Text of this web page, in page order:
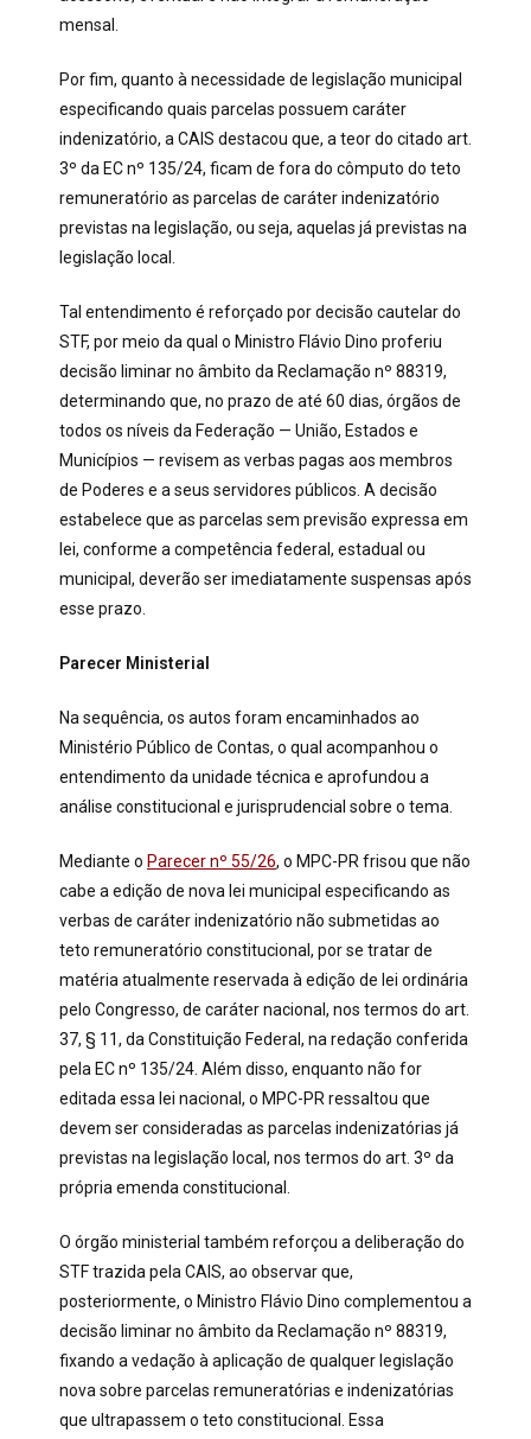
mensal.
Por fim, quanto à necessidade de legislação municipal
especificando quais parcelas possuem caráter
indenizatório, a CAIS destacou que, a teor do citado art.
3º da EC nº 135/24, ficam de fora do cômputo do teto
remuneratório as parcelas de caráter indenizatório
previstas na legislação, ou seja, aquelas já previstas na
legislação local.
Tal entendimento é reforçado por decisão cautelar do
STF, por meio da qual o Ministro Flávio Dino proferiu
decisão liminar no âmbito da Reclamação nº 88319,
determinando que, no prazo de até 60 dias, órgãos de
todos os níveis da Federação — União, Estados e
Municípios — revisem as verbas pagas aos membros
de Poderes e a seus servidores públicos. A decisão
estabelece que as parcelas sem previsão expressa em
lei, conforme a competência federal, estadual ou
municipal, deverão ser imediatamente suspensas após
esse prazo.
Parecer Ministerial
Na sequência, os autos foram encaminhados ao
Ministério Público de Contas, o qual acompanhou o
entendimento da unidade técnica e aprofundou a
análise constitucional e jurisprudencial sobre o tema.
Mediante o Parecer nº 55/26, o MPC-PR frisou que não
cabe a edição de nova lei municipal especificando as
verbas de caráter indenizatório não submetidas ao
teto remuneratório constitucional, por se tratar de
matéria atualmente reservada à edição de lei ordinária
pelo Congresso, de caráter nacional, nos termos do art.
37, § 11, da Constituição Federal, na redação conferida
pela EC nº 135/24. Além disso, enquanto não for
editada essa lei nacional, o MPC-PR ressaltou que
devem ser consideradas as parcelas indenizatórias já
previstas na legislação local, nos termos do art. 3º da
própria emenda constitucional.
O órgão ministerial também reforçou a deliberação do
STF trazida pela CAIS, ao observar que,
posteriormente, o Ministro Flávio Dino complementou a
decisão liminar no âmbito da Reclamação nº 88319,
fixando a vedação à aplicação de qualquer legislação
nova sobre parcelas remuneratórias e indenizatórias
que ultrapassem o teto constitucional. Essa